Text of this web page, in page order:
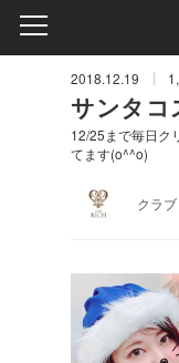
2018.12.19
サンタ
12/25まで毎日ク
てます(o^^o)
クラ